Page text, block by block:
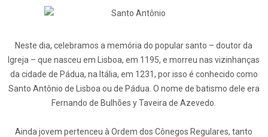
Neste dia, celebramos a memória do popular santo – doutor da
Igreja – que nasceu em Lisboa, em 1195, e morreu nas vizinhanças
da cidade de Pádua, na Itália, em 1231, por isso é conhecido como
Santo Antônio de Lisboa ou de Pádua. O nome de batismo dele era
Fernando de Bulhões y Taveira de Azevedo.
Ainda jovem pertenceu à Ordem dos Cônegos Regulares, tanto